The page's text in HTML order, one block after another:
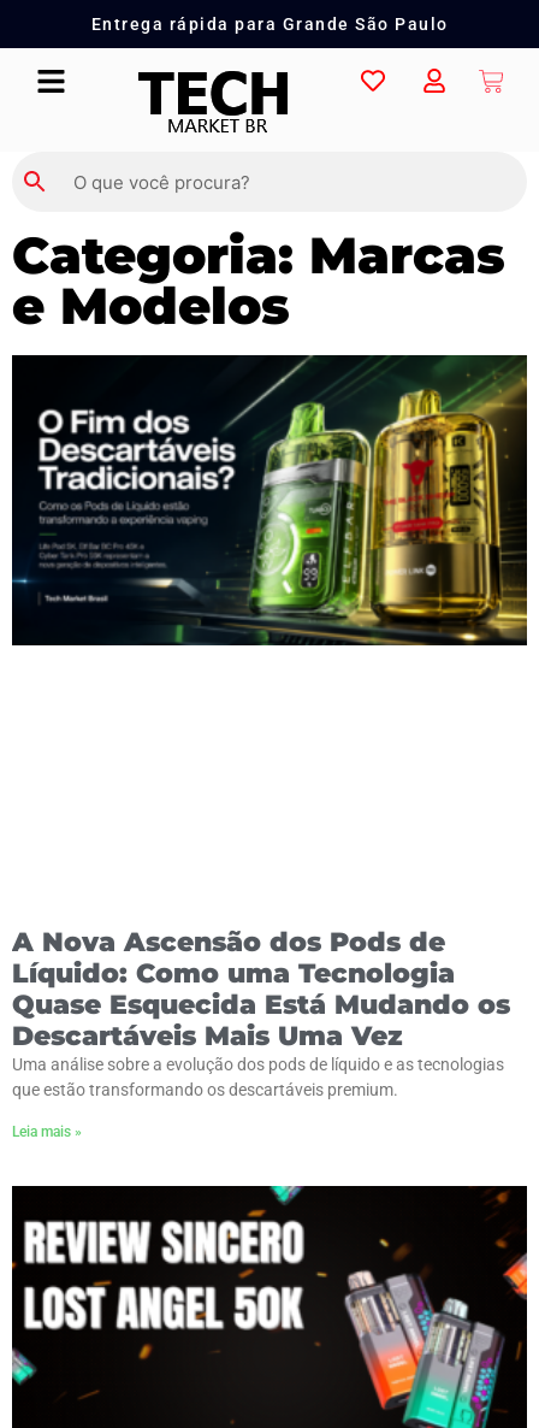
Entrega rápida para Grande São Paulo
Categoria: Marcas
e Modelos
A Nova Ascensão dos Pods de
Líquido: Como uma Tecnologia
Quase Esquecida Está Mudando os
Descartáveis Mais Uma Vez
Uma análise sobre a evolução dos pods de líquido e as tecnologias
que estão transformando os descartáveis premium.
Leia mais »